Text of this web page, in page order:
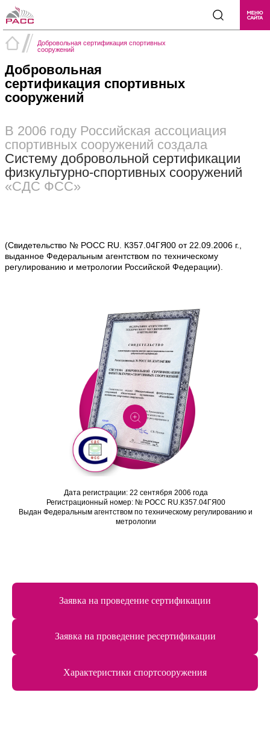
Добровольная сертификация спортивных
сооружений
Добровольная
сертификация спортивных
сооружений
В 2006 году Российская ассоциация
спортивных сооружений создала
Систему добровольной сертификации
физкультурно-спортивных сооружений
«СДС ФСС»
(Свидетельство № POCC RU. К357.04ГЯ00 от 22.09.2006 г.,
выданное Федеральным агентством по техническому
регулированию и метрологии Российской Федерации).
Дата регистрации: 22 сентября 2006 года
Регистрационный номер: № РОСС RU.К357.04ГЯ00
Выдан Федеральным агентством по техническому регулированию и
метрологии
Заявка на проведение сертификации
Заявка на проведение ресертификации
Характеристики спортсооружения